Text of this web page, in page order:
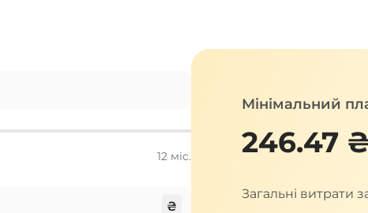
12 міс.
₴
Мінімальний
246.47 ₴
Загальні витрати